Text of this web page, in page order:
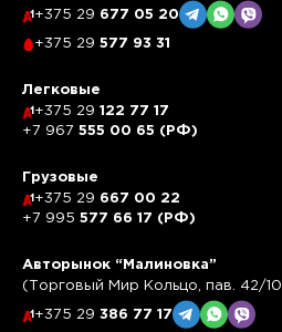
+375 29 677 05 20
+375 29 577 93 31
Легковые
+375 29 122 77 17
+7 967 555 00 65 (РФ)
Грузовые
+375 29 667 00 22
+7 995 577 66 17 (РФ)
Авторынок “Малиновка”
(Торговый Мир Кольцо, пав. 42/
+375 29 386 77 17